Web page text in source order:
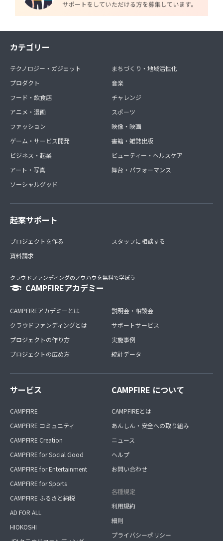
カテゴリー
テクノロジー・ガジェット
プロダクト
フード・飲食店
アニメ・漫画
ファッション
ゲーム・サービス開発
ビジネス・起業
アート・写真
ソーシャルグッド
まちづくり・地域活性化
音楽
チャレンジ
スポーツ
映像・映画
書籍・雑誌出版
ビューティー・ヘルスケア
舞台・パフォーマンス
起案サポート
プロジェクトを作る
資料請求
スタッフに相談する
クラウドファンディングのノウハウを無料で学ぼう
CAMPFIREアカデミー
CAMPFIREアカデミーとは
クラウドファンディングとは
プロジェクトの作り方
プロジェクトの広め方
説明会・相談会
サポートサービス
実施事例
統計データ
サービス
CAMPFIRE
CAMPFIRE コミュニティ
CAMPFIRE Creation
CAMPFIRE for Social Good
CAMPFIRE for Entertainment
CAMPFIRE for Sports
CAMPFIRE ふるさと納税
AD FOR ALL
HIOKOSHI
CAMPFIRE について
CAMPFIREとは
あんしん・安全への取り組み
ニュース
ヘルプ
お問い合わせ
各種規定
利用規約
細則
プライバシーポリシー